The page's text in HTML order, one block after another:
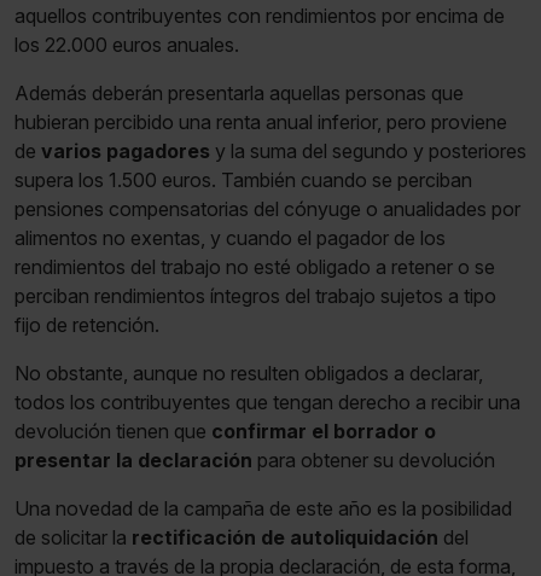
aquellos contribuyentes con rendimientos por encima de
los 22.000 euros anuales.
Además deberán presentarla aquellas personas que
hubieran percibido una renta anual inferior, pero proviene
de varios pagadores y la suma del segundo y posteriores
supera los 1.500 euros. También cuando se perciban
pensiones compensatorias del cónyuge o anualidades por
alimentos no exentas, y cuando el pagador de los
rendimientos del trabajo no esté obligado a retener o se
perciban rendimientos íntegros del trabajo sujetos a tipo
fijo de retención.
No obstante, aunque no resulten obligados a declarar,
todos los contribuyentes que tengan derecho a recibir una
devolución tienen que confirmar el borrador o
presentar la declaración para obtener su devolución
Una novedad de la campaña de este año es la posibilidad
de solicitar la rectificación de autoliquidación del
impuesto a través de la propia declaración, de esta forma,